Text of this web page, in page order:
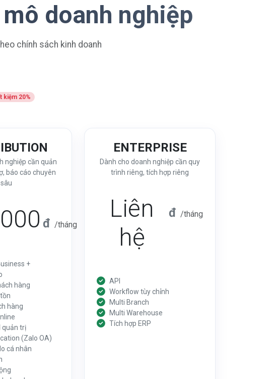
doanh nghiệp
chính sách kinh doanh
kiệm 20%
nghiệp cần quản
báo cáo chuyên
sâu
đ /tháng
+
hàng
hàng
quản trị
(Zalo OA)
cá nhân
ENTERPRISE
Dành cho doanh nghiệp cần quy
trình riêng, tích hợp riêng
Liên
hệ
đ /tháng
API
Workflow tùy chỉnh
Multi Branch
Multi Warehouse
Tích hợp ERP